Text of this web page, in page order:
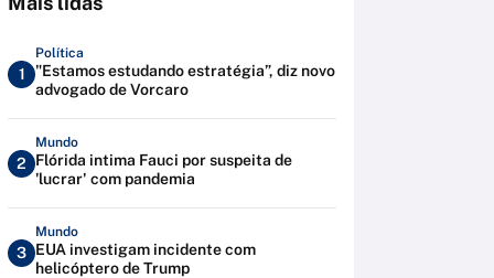
1
Política
"Estamos estudando estratégia”, diz novo
advogado de Vorcaro
2
Mundo
Flórida intima Fauci por suspeita de
'lucrar' com pandemia
3
Mundo
EUA investigam incidente com
helicóptero de Trump